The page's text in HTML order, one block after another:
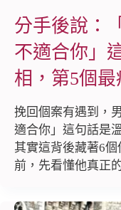
分手後說：
不適合你」
相，第5個最
挽回個案有遇到，
適合你」這句話是
其實這背後藏著6
前，先看懂他真正